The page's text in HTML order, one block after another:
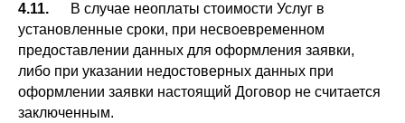
4.11.
В случае неоплаты стоимости Услуг в
установленные сроки, при несвоевременном
предоставлении данных для оформления заявки,
либо при указании недостоверных данных при
оформлении заявки настоящий Договор не считается
заключенным.